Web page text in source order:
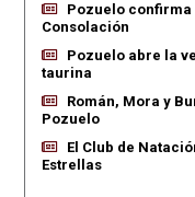
Pozuelo
Consolación
Pozuelo abre la
taurina
Román, Mora y
Pozuelo
El Club de
Estrellas